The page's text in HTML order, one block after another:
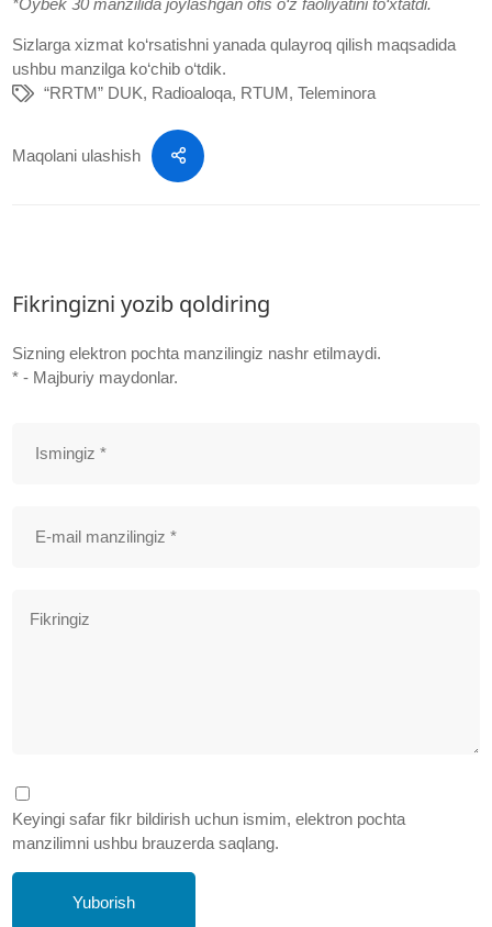
Sizlarga xizmat ko‘rsatishni yanada qulayroq qilish maqsadida
ushbu manzilga ko‘chib o‘tdik.
“RRTM” DUK, Radioaloqa, RTUM,Teleminora
Maqolani ulashish
Fikringizni yozib qoldiring
Sizning elektron pochta manzilingiz nashr etilmaydi.
* - Majburiy maydonlar.
Keyingi safar fikr bildirish uchun ismim, elektron pochta
manzilimni ushbu brauzerda saqlang.
Yuborish